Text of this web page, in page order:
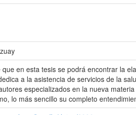
en esta tesis se podrá encontrar la
a la asistencia de servicios de la
especializados en la nueva
lo más sencillo su completo